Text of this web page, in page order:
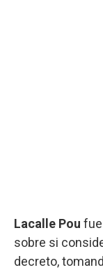
Lacalle Pou
sobre si
decreto,